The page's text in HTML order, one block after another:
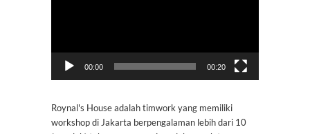
00:00 00:20
Roynal's House adalah timwork yang memiliki
workshop di Jakarta berpengalaman lebih dari 10